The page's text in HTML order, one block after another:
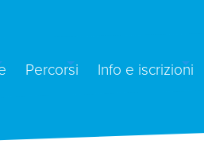
Percorsi Info e iscrizioni